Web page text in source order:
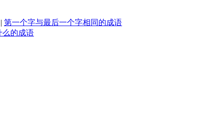
| 第一个字与最后一个字相同的成语
么的成语